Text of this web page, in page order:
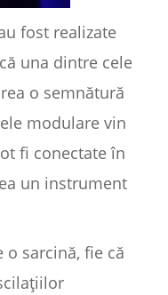
fost realizate
una dintre cele
o semnătură
modulare vin
fi conectate în
un instrument
sarcină, fie că